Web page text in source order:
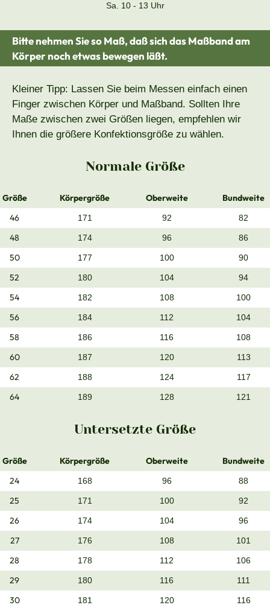
Sa. 10 - 13 Uhr
Bitte nehmen Sie so Maß, daß sich das Maßband am
Körper noch etwas bewegen läßt.
Kleiner Tipp: Lassen Sie beim Messen einfach einen
Finger zwischen Körper und Maßband. Sollten Ihre
Maße zwischen zwei Größen liegen, empfehlen wir
Ihnen die größere Konfektionsgröße zu wählen.
Normale Größe
Größe Körpergröße Oberweite
Bundweite
46
171 92 82
48 174 96 86
50 177 100 90
52 180 104 94
54 182 108 100
56 184 112 104
58 186 116 108
60 187 120 113
62 188 124 117
64 189 128 121
Untersetzte Größe
Größe Körpergröße Oberweite
Bundweite
24
168 96 88
25 171 100 92
26 174 104 96
27 176 108 101
28 178 112 106
29 180 116 111
30 181 120 116